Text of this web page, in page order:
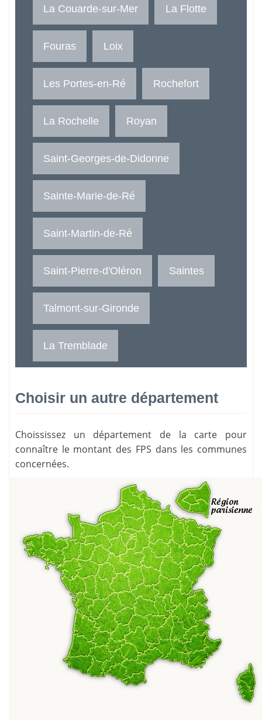
La Couarde-sur-Mer La Flotte
Fouras Loix
Les Portes-en-Ré Rochefort
La Rochelle Royan
Saint-Georges-de-Didonne
Sainte-Marie-de-Ré
Saint-Martin-de-Ré
Saint-Pierre-d'Oléron Saintes
Talmont-sur-Gironde
La Tremblade
Choisir un autre département
Choississez un département de la carte pour
connaître le montant des FPS dans les communes
concernées.